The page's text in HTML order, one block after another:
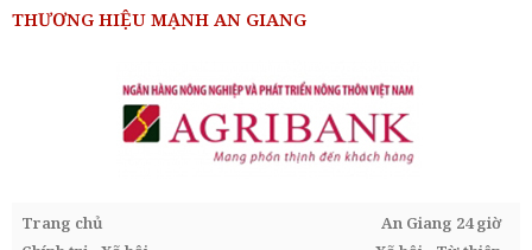
THƯƠNG HIỆU MẠNH AN GIANG
Trang chủ
An Giang 24 giờ